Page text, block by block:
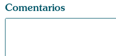
Comentarios